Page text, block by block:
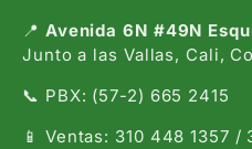
📍 Avenida 6N #49N
Junto a las Vallas, Cali,
📞 PBX: (57-2) 665 2415
📱 Ventas: 310 448 1357 /